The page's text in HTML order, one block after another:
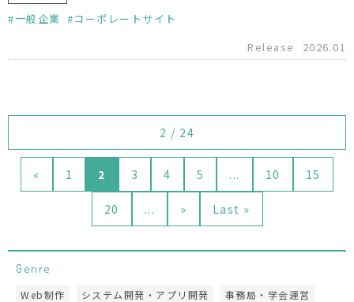
一般企業
コーポレートサイト
Release
2026.01
2 / 24
« 1 2 3 4 5 ... 10 15
20 ... » Last »
Genre
Web制作 システム開発・アプリ開発
事務局・学会運営